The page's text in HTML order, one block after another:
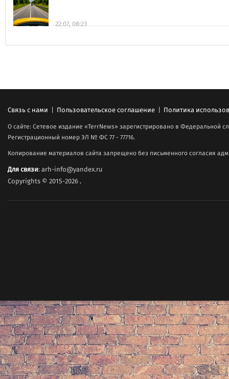
22.07, 08:23
Связь с нами | Пользовательское соглашение | Политика
О сайте: Сетевое издание «TerrNews» зарегистрировано в Федеральной
Регистрационный номер ЭЛ № ФС 77 - 77716.
Копирование материалов сайта запрещено без письменного согласия
Для связи: arh-info@yandex.ru
Copyrights © 2015-2026.